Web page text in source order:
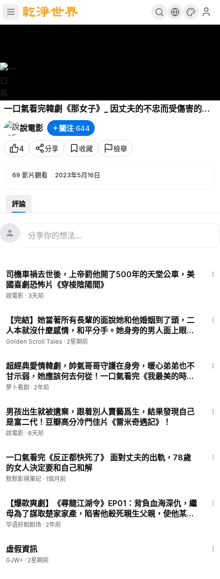
一口氣看完韓劇《那女子》_ 因丈夫的不忠而受傷害的女
人不知不覺背叛了丈夫
說電影
關注·644
4 分享 收藏 檢舉
69 影片觀看 · 2023年5月16日
評論
司機車禍去世後，上帝罰他開了500年的天堂公車，美
國喜劇恐怖片《穿梭陰陽間》
說電影 · 3天前
【完結】她當著所有長輩的面說她和他婚姻到了頭，二
人本就沒什麼感情，和平分手。她身旁的男人面上眼皮
都沒抬，戴著婚戒的左手卻在暗中握得骨節泛白。晚上
Golden Scroll Tales · 2星期前
超經典愛情韓劇，帥氣哥哥守護在身旁，暖心弟弟也不
甘示弱，她應該何去何從！一口氣看完《我最美的時
刻》下！
萝卜看剧 · 2年前
男孩出生就被遺棄，跟着別人賣藝爲生，結果發現自己
是富二代！豆瓣高分冷門佳片《雷米奇遇記》！
說電影 · 6天前
一口氣看完《反正都快死了》 面對丈夫的出軌，78歲
的女人決定要和自己和解
默默影視筆記 · 1個月前
【爆款爽劇】《尋龍江湖令》EP01：背負血海深仇，繼
母為了謀取楚家家產，陷害他殺死親生父親，使他某冤
入獄。三年後，龍神殿殿主回歸，楚辰竟發現未婚妻慕
华语好剧剧场 · 2年前
虛假資訊
GJW+ · 2星期前